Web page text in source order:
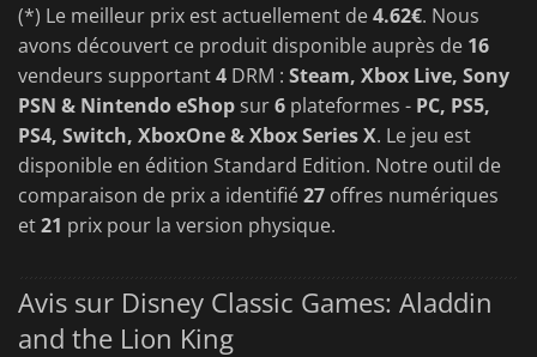
(*) Le meilleur prix est actuellement de4.62€. Nous
avons découvert ce produit disponible auprès de 16
vendeurs supportant4 DRM : Steam, Xbox Live, Sony
PSN & Nintendo eShop sur6 plateformes - PC, PS5,
PS4, Switch, XboxOne & Xbox Series X. Le jeu est
disponible en édition Standard Edition. Notre outil de
comparaison de prix a identifié27 offres numériques
et21 prix pour la version physique.
Avis sur Disney Classic Games: Aladdin
and the Lion King